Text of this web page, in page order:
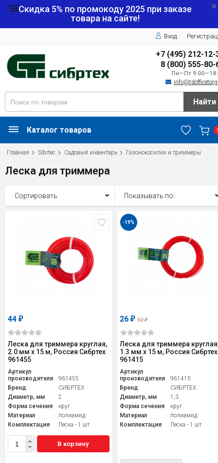
Скидка 5% по промокоду 2025 при заказе
товара на сайте!
Вход
+7 (495) 212-12-
8 (800) 555-80-
Пн—Пт
Найти
Каталог товаров
Главная Sibrtec Садовый инвентарь Газонокосилки и триммеры
Леска для триммера
Сортировать: Показывать по:
44 ₽
Леска для триммера круглая,
2.0 мм х 15 м, Россия Сибртех
961455
Артикул
производителя
961455
Бренд
СИБРТЕХ
Диаметр, мм
2
Форма сечения
круг
Материал
полиамид
Комплектация
Леска - 1 шт
В корзину
-19%
26₽ 32₽
Леска для триммера
1.3 мм х 15 м, Россия Сибртех
961415
Артикул
производителя
961415
Бренд
СИБРТЕХ
Диаметр, мм
1,3
Форма сечения
круг
Материал
полиамид
Комплектация
Леска - 1 шт